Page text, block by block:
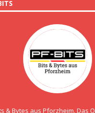
& Bytes aus Pforzheim. Das